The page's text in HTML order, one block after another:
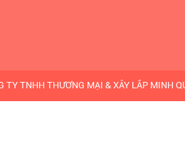
TY TNHH THƯƠNG MẠI & XÂY LẮP MINH